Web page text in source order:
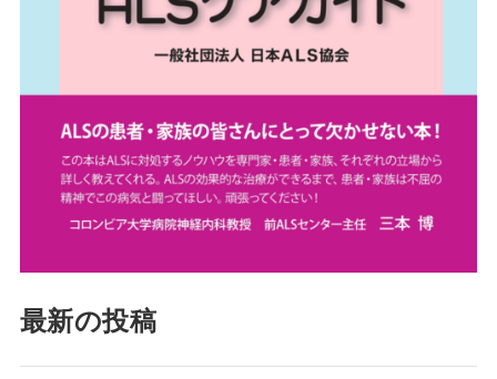
最新の投稿